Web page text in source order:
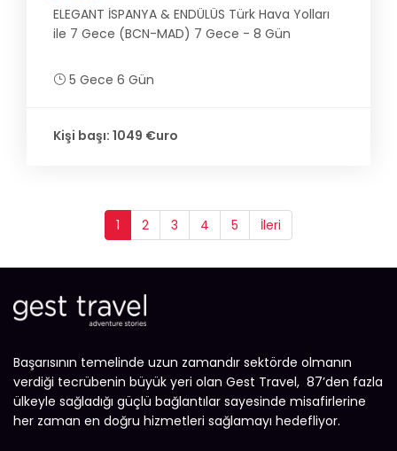
ELEGANT İSPANYA & ENDÜLÜS Türk Hava Yolları
ile 7 Gece (BCN-MAD) 7 Gece - 8 Gün
5 Gece 6 Gün
Kişi başı: 1049 €uro
1 2 3 4 5 İleri
Başarısının temelinde uzun zamandır sektörde olmanın
verdiği tecrübenin büyük yeri olan Gest Travel, 87’den fazla
ülkeyle sağladığı güçlü bağlantılar sayesinde misafirlerine
her zaman en doğru hizmetleri sağlamayı hedefliyor.